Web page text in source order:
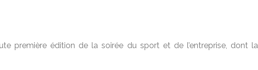
première édition de la soirée du sport et de l’entreprise, dont la